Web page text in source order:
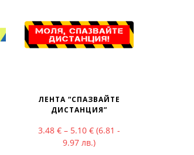
3.48 € through 5.10 €
ЛЕНТА “СПАЗВАЙТЕ
ДИСТАНЦИЯ”
3.48€ – 5.10€Price range: 3.48 €
(6.81 -
9.97 лв.)